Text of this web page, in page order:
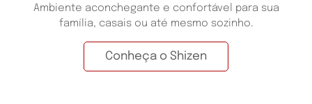
Ambiente aconchegante e confortável para sua
família, casais ou até mesmo sozinho.
Conheça o Shizen